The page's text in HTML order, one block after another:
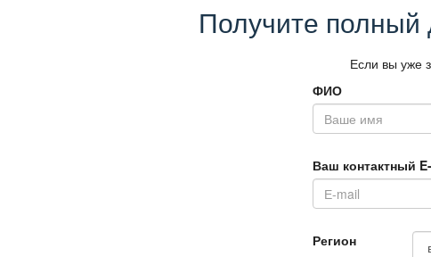
Получите полный
Если вы уже
ФИО
аш контактный
Регион